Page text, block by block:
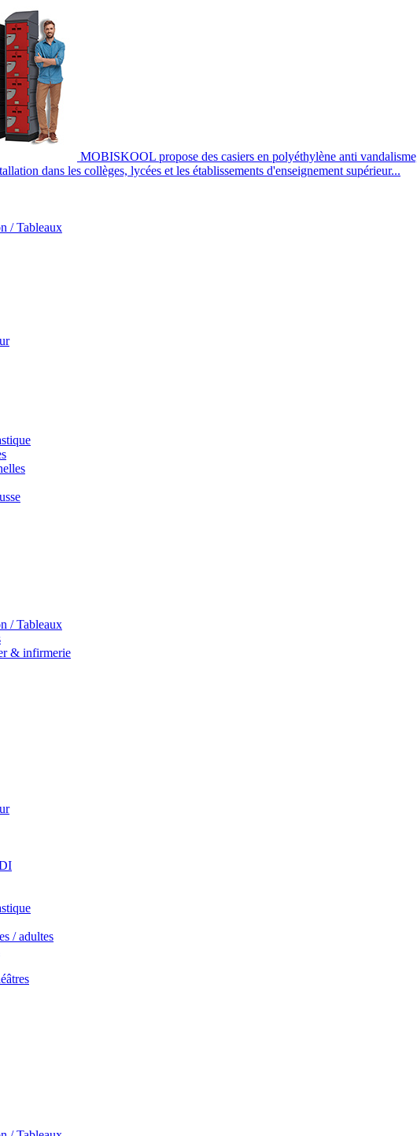
MOBISKOOL propose des casiers en polyéthylène anti
dans les collèges, lycées et les établissements d'enseignement supérieur...
/ Tableaux
/ Tableaux
& infirmerie
/ adultes